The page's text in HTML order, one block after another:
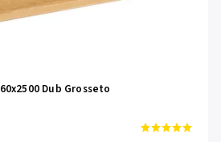
Dub Grosseto